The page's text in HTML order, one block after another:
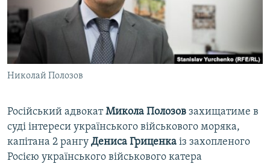
ВІДЕОУРОКИ «ELIFBE»
СВІДЧЕННЯ ОКУПАЦІЇ
УКРАЇНСЬКА ПРОБЛЕМА КРИМУ
ІНФОГРАФІКА
Русский
Qırımtatar
ДОЛУЧАЙСЯ!
Усі сайти RFE/RL
Николай Полозов
Російський адвокатМикола Полозов захищатиме в
суді інтереси українського військового моряка,
капітана 2 рангу Дениса Гриценка із захопленого
Росією українського військового катера